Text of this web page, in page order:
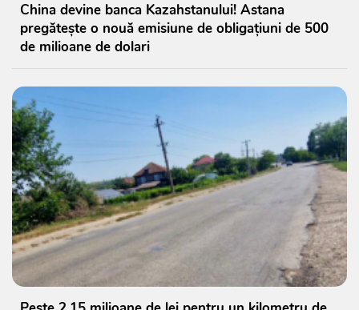
China devine banca Kazahstanului! Astana
pregătește o nouă emisiune de obligațiuni de 500
de milioane de dolari